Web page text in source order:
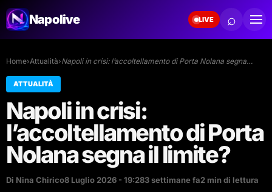
Napolive LIVE ⌕
Home›Attualità›Napoli in crisi: l’accoltellamento di Porta Nolana segna…
ATTUALITÀ
Napoli in crisi:
l’accoltellamento di Porta
Nolana segna il limite?
Di Nina Chirico8 Luglio 2026 - 19:283 settimane fa2 min di lettura